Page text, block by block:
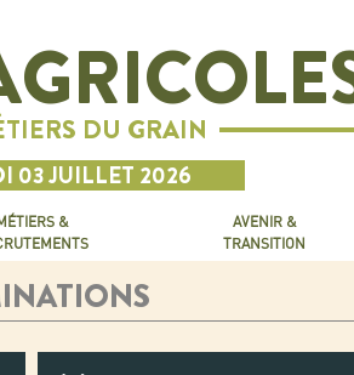
DU GRAIN
03 JUILLET 2026
&
AVENIR &
TRANSITION